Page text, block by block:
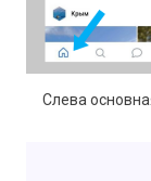
Слева